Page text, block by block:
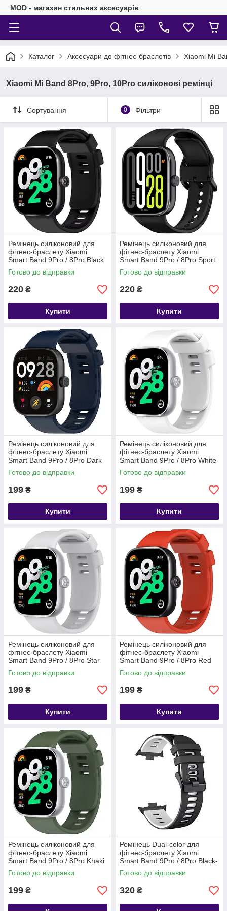
MOD - магазин стильних аксесуарів
Каталог Аксесуари до фітнес-браслетів Xiaomi Mi
Xiaomi Mi Band 8Pro, 9Pro, 10Pro силіконові ремінці
Сортування 0 Фільтри
Ремінець силіконовий для
фітнес-браслету Xiaomi
Smart Band 9Pro / 8Pro Black
Готово до відправки
220 ₴
Купити
Ремінець силіконовий для
фітнес-браслету Xiaomi
Smart Band 9Pro / 8Pro Sport
Black
Готово до відправки
220 ₴
Купити
Ремінець силіконовий для
фітнес-браслету Xiaomi
Smart Band 9Pro / 8Pro Dark
blue
Готово до відправки
199 ₴
Купити
Ремінець силіконовий для
фітнес-браслету Xiaomi
Smart Band 9Pro / 8Pro White
Готово до відправки
199 ₴
Купити
Ремінець силіконовий для
фітнес-браслету Xiaomi
Smart Band 9Pro / 8Pro Star
light
Готово до відправки
199 ₴
Купити
Ремінець силіконовий для
фітнес-браслету Xiaomi
Smart Band 9Pro / 8Pro Red
Готово до відправки
199 ₴
Купити
Ремінець силіконовий для
фітнес-браслету Xiaomi
Smart Band 9Pro / 8Pro Khaki
Готово до відправки
199 ₴
Ремінець Dual-color для
фітнес-браслету Xiaomi
Smart Band 9Pro / 8Pro Black-
white
Готово до відправки
320 ₴